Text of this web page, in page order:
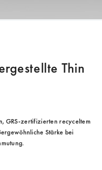
Thin
GRS-zertifizierten recyceltem
Stärke bei